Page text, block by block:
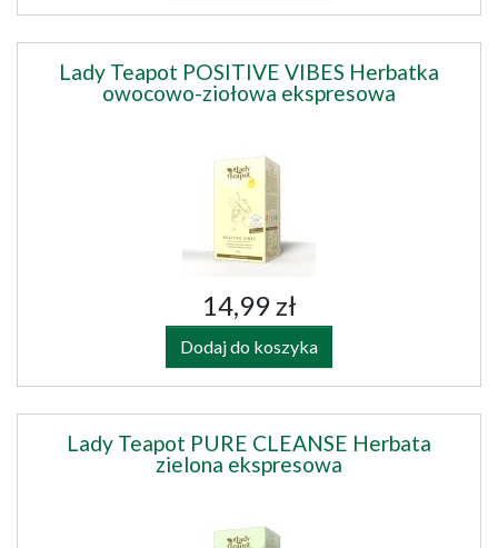
Lady Teapot POSITIVE VIBES Herbatka
owocowo-ziołowa ekspresowa
14,99 zł
Dodaj do koszyka
Lady Teapot PURE CLEANSE Herbata
zielona ekspresowa